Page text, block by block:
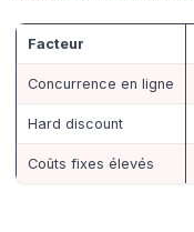
Facteur
Concurrence en ligne
Hard discount
Coûts fixes élevés